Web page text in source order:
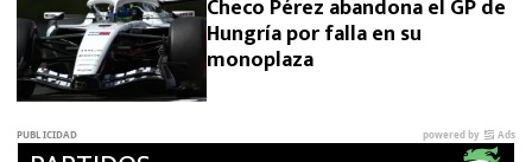
Checo Pérez abandona el GP de
Hungría por falla en su
monoplaza